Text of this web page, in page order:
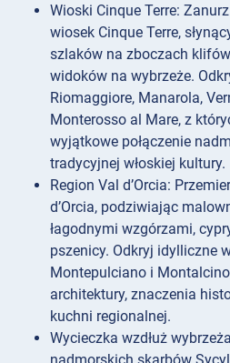
Wioski Cinque Terre:
wiosek Cinque Terre,
szlaków na zboczach
widoków na wybrzeże.
Riomaggiore, Manarola,
Monterosso al Mare, z
wyjątkowe połączenie
tradycyjnej włoskiej kultury.
Region Val d’Orcia:
d’Orcia, podziwiając
łagodnymi wzgórzami,
pszenicy. Odkryj idylliczne
Montepulciano i
architektury, znaczenia
kuchni regionalnej.
Wycieczka wzdłuż